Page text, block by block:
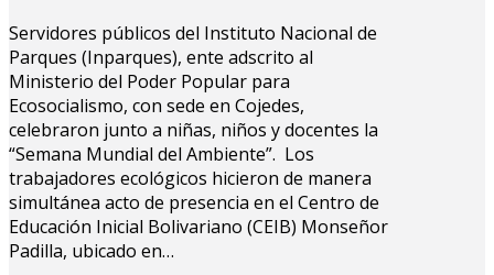
Servidores públicos del Instituto Nacional de
Parques (Inparques), ente adscrito al
Ministerio del Poder Popular para
Ecosocialismo, con sede en Cojedes,
celebraron junto a niñas, niños y docentes la
“Semana Mundial del Ambiente”. Los
trabajadores ecológicos hicieron de manera
simultánea acto de presencia en el Centro de
Educación Inicial Bolivariano (CEIB) Monseñor
Padilla, ubicado en…